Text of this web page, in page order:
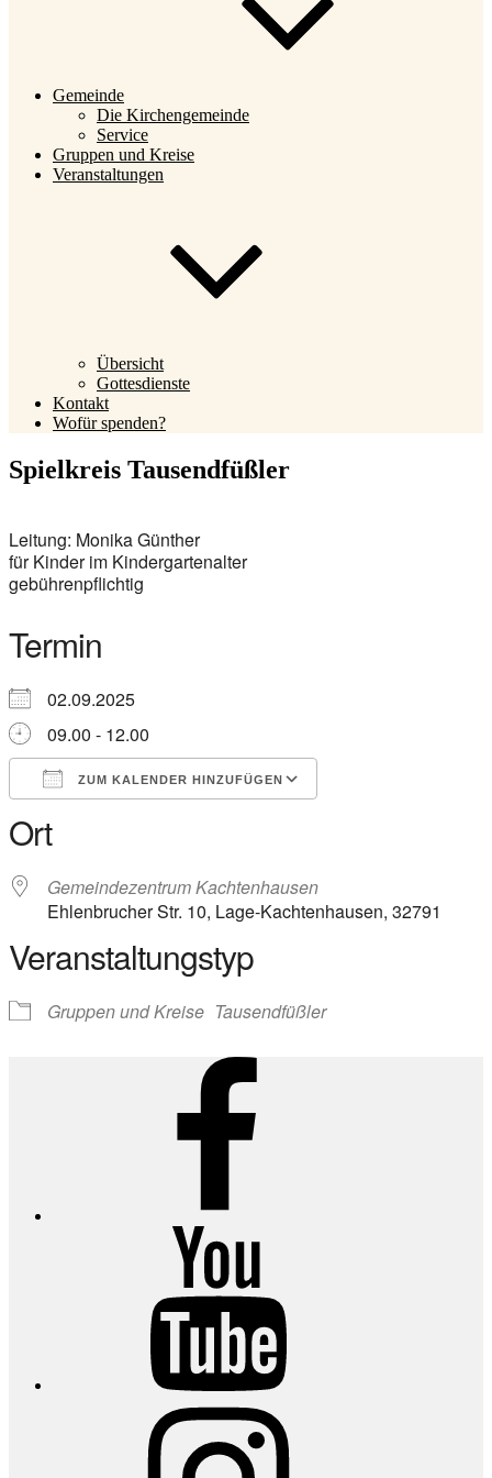
Gemeinde
Die Kirchengemeinde
Service
Gruppen und Kreise
Veranstaltungen
Übersicht
Gottesdienste
Kontakt
Wofür spenden?
Spielkreis Tausendfüßler
Leitung: Monika Günther
für Kinder im Kindergartenalter
gebührenpflichtig
Termin
02.09.2025
09.00 - 12.00
ZUM KALENDER HINZUFÜGEN
ICS herunterladen
Ort
Gemeindezentrum Kachtenhausen
Ehlenbrucher Str. 10, Lage-Kachtenhausen, 32791
Veranstaltungstyp
Gruppen und Kreise Tausendfüßler